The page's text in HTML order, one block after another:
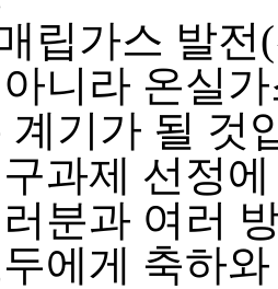
립가스 발
니라 온실
계기가 될 것
과제 선정
분과 여러
에게 축하